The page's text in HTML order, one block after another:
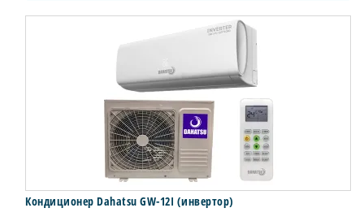
Кондиционер Dahatsu GW-12I (инвертор)